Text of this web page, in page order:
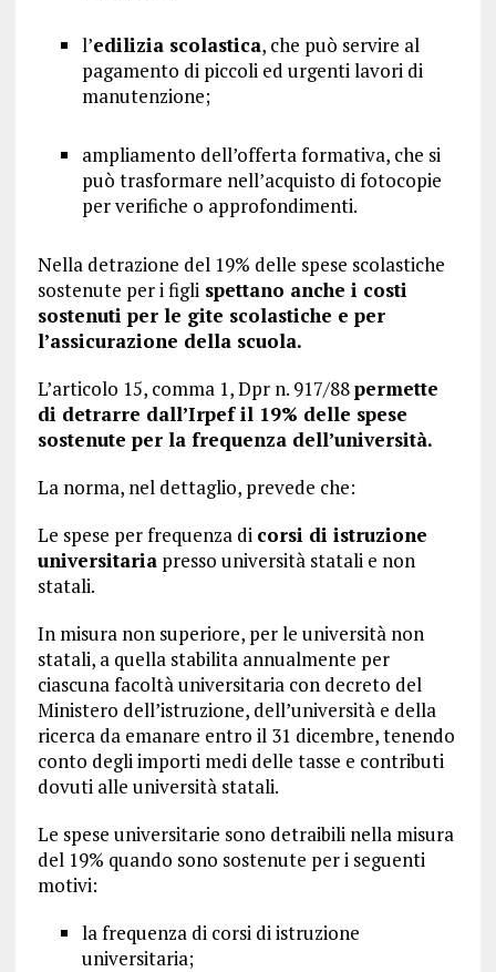
l’edilizia scolastica, che può servire al
pagamento di piccoli ed urgenti lavori di
manutenzione;
ampliamento dell’offerta formativa, che si
può trasformare nell’acquisto di fotocopie
per verifiche o approfondimenti.
Nella detrazione del 19% delle spese scolastiche
sostenute per i figlispettano anche i costi
sostenuti per le gite scolastiche e per
l’assicurazione della scuola.
L’articolo 15, comma 1, Dpr n. 917/88permette
di detrarre dall’Irpef il 19% delle spese
sostenute per la frequenza dell’università.
La norma, nel dettaglio, prevede che:
Le spese per frequenza di corsi di istruzione
universitariapresso università statali e non
statali.
In misura non superiore, per le università non
statali, a quella stabilita annualmente per
ciascuna facoltà universitaria con decreto del
Ministero dell’istruzione, dell’università e della
ricerca da emanare entro il 31 dicembre, tenendo
conto degli importi medi delle tasse e contributi
dovuti alle università statali.
Le spese universitarie sono detraibili nella misura
del 19% quando sono sostenute per i seguenti
motivi:
la frequenza di corsi di istruzione
universitaria;